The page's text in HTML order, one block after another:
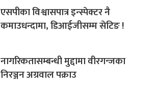
एसपीका विश्वासपात्र इन्स्पेक्टर नै
कमाउधन्दामा, डिआईजीसम्म सेटिङ !
नागरिकतासम्बन्धी मुद्दामा वीरगन्जका
निरञ्जन अग्रवाल पक्राउ